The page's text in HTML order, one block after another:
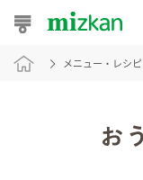
おうちレシピ
メニュー・レシピ